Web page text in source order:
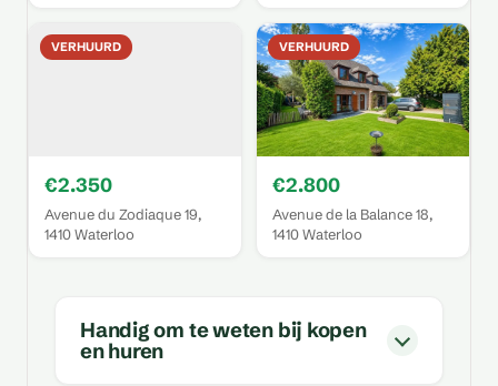
VERHUURD
€2.350
Avenue du Zodiaque 19,
1410 Waterloo
VERHUURD
€2.800
Avenue de la Balance 18,
1410 Waterloo
Handig om te weten bij kopen
en huren